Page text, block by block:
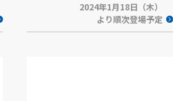
2024年1月18日（木）
より順次登場予定